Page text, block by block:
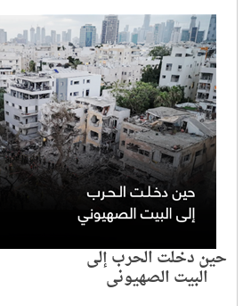
حين دخلت الحرب إلى
البيت الصهيوني